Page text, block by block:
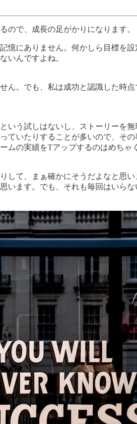
ので、成長の足がかりになります。
にありません。何かしら目標を
いんですよね。
。でも、私は成功と認識した時
う試しはないし、ストーリーを
ていたりすることが多いので、そ
の実績をTアップするのはめちゃ
して、まぁ確かにそうだよなと思
います。でも、それも毎回はいら